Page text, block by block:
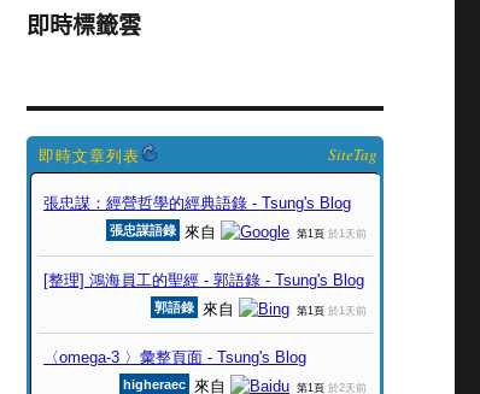
即時標籤雲
SiteTag